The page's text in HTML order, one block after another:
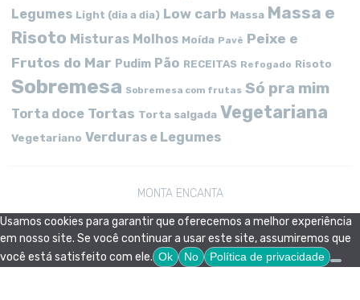
Legumes Light (dia a dia) Low carb Massa Massa e
Risoto Misturas Molhos Moída Pavê Peixe e
Frutos do Mar Pudim Pão RECEITAS Refogado Risoto
Sobremesa Sobremesa com frutas Só pra mim
Torta doce Tortas Torta salgada Vegetariana
Vegetariano Verduras e Legumes
MONTA ENCANTA
Usamos cookies para garantir que oferecemos a melhor experiência
em nosso site. Se você continuar a usar este site, assumiremos que
você está satisfeito com ele. Ok No Política de privacidade